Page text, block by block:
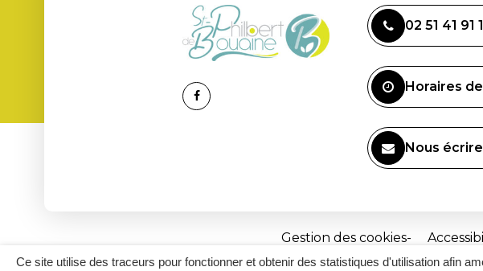
Ce site utilise des traceurs pour fonctionner et obtenir des statistiques d'utilisation afin
Lien
02 51 41 91
Horaires
Nous écrire
Gestion des cookies